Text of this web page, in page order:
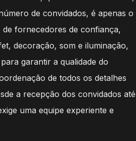
de convidados, é apenas o
fornecedores de confiança,
decoração, som e iluminação,
garantir a qualidade do
de todos os detalhes
a recepção dos convidados até
uma equipe experiente e